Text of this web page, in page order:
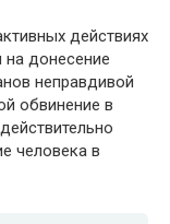
действиях
донесение
неправдивой
обвинение в
человека в